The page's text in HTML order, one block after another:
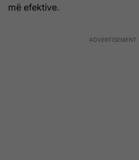
më efektive.